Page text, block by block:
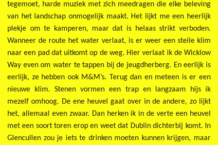
tegemoet, harde muziek met zich meedragen die elke beleving
van het landschap onmogelijk maakt. Het lijkt me een heerlijk
plekje om te kamperen, maar dat is helaas strikt verboden.
Wanneer de route het water verlaat, is er weer een steile klim
naar een pad dat uitkomt op de weg. Hier verlaat ik de Wicklow
Way even om water te tappen bij de jeugdherberg. En eerlijk is
eerlijk, ze hebben ook M&M’s. Terug dan en meteen is er een
nieuwe klim. Stenen vormen een trap en langzaam hijs ik
mezelf omhoog. De ene heuvel gaat over in de andere, zo lijkt
het, allemaal even zwaar. Dan herken ik in de verte een heuvel
met een soort toren erop en weet dat Dublin dichterbij komt. In
Glencullen zou je iets te drinken moeten kunnen krijgen, maar